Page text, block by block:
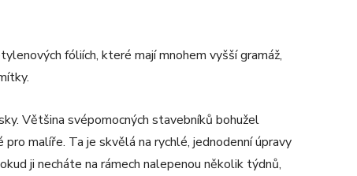
fóliích, které mají mnohem vyšší gramáž,
Většina svépomocných stavebníků bohužel
malíře. Ta je skvělá na rychlé, jednodenní úpravy
ji necháte na rámech nalepenou několik týdnů,